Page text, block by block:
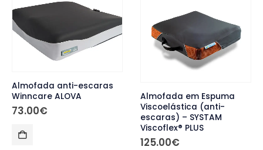
Almofada anti-escaras
Winncare ALOVA
73.00€
Almofada em Espuma
Viscoelástica (anti-
escaras) – SYSTAM
Viscoflex® PLUS
125.00€